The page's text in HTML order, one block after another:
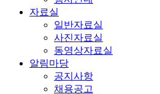
자료실
일반자료실
사진자료실
동영상자료실
알림마당
공지사항
채용공고